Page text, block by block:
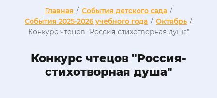
Главная / События детского сада /
События 2025-2026 учебного года / Октябрь /
Конкурс чтецов "Россия-стихотворная душа"
Конкурс чтецов "Россия-
стихотворная душа"